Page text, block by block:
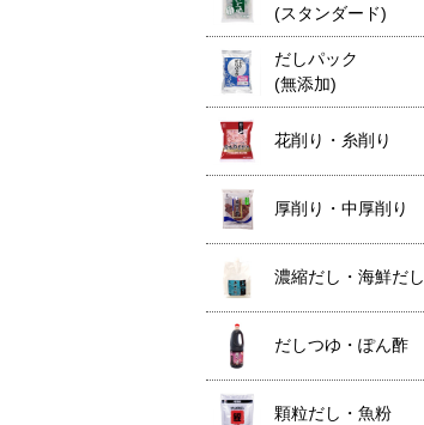
(スタンダード)
だしパック
(無添加)
花削り・糸削り
厚削り・中厚削り
濃縮だし・海鮮だし
だしつゆ・ぽん酢
顆粒だし・魚粉